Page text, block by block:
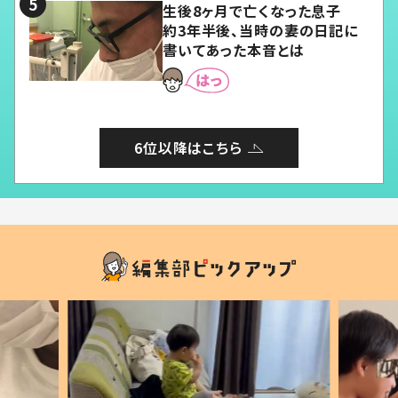
生後8ヶ月で亡くなった息子
約3年半後、当時の妻の日記に
書いてあった本音とは
6位以降はこちら